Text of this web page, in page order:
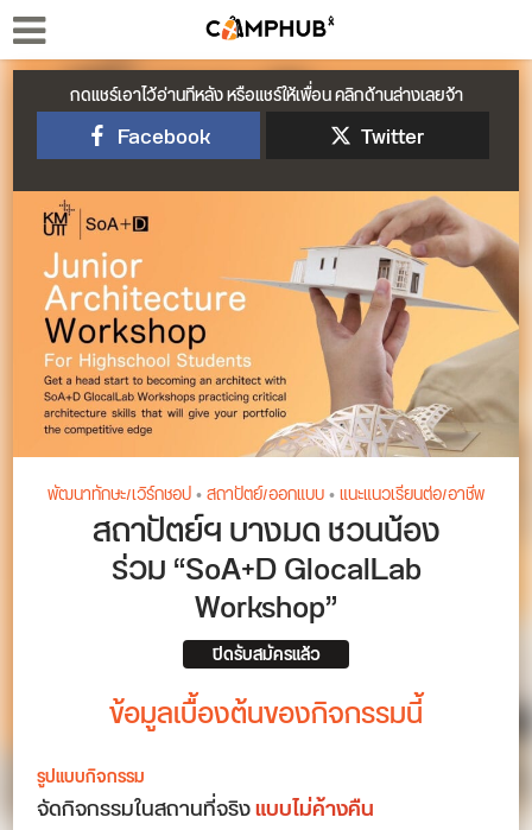
กดแชร์เอาไว้อ่านทีหลัง หรือแชร์ให้เพื่อน คลิกด้านล่างเลยจ้า
Facebook Twitter
พัฒนาทักษะ/เวิร์กชอป•สถาปัตย์/ออกแบบ•แนะแนวเรียนต่อ/อาชีพ
สถาปัตย์ฯ บางมด ชวนน้อง
ร่วม “SoA+D GlocalLab
Workshop”
ปิดรับสมัครแล้ว
ข้อมูลเบื้องต้นของกิจกรรมนี้
รูปแบบกิจกรรม
จัดกิจกรรมในสถานที่จริงแบบไม่ค้างคืน